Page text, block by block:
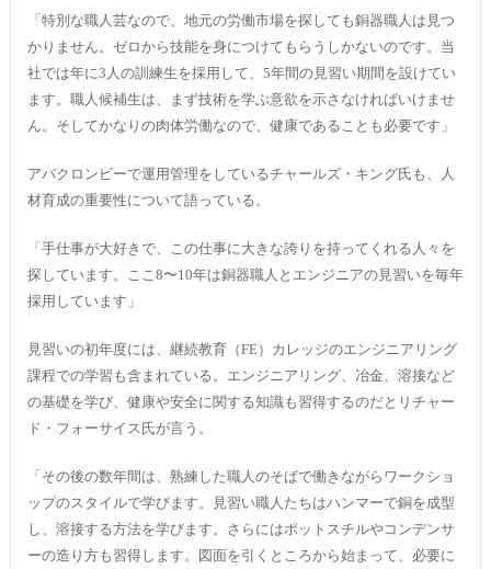
「特別な職人芸なので、地元の労働市場を探しても銅器職人は見つ
かりません。ゼロから技能を身につけてもらうしかないのです。当
社では年に3人の訓練生を採用して、5年間の見習い期間を設けてい
ます。職人候補生は、まず技術を学ぶ意欲を示さなければいけませ
ん。そしてかなりの肉体労働なので、健康であることも必要です」
アバクロンビーで運用管理をしているチャールズ・キング氏も、人
材育成の重要性について語っている。
「手仕事が大好きで、この仕事に大きな誇りを持ってくれる人々を
探しています。ここ8〜10年は銅器職人とエンジニアの見習いを毎年
採用しています」
見習いの初年度には、継続教育（FE）カレッジのエンジニアリング
課程での学習も含まれている。エンジニアリング、冶金、溶接など
の基礎を学び、健康や安全に関する知識も習得するのだとリチャー
ド・フォーサイス氏が言う。
「その後の数年間は、熟練した職人のそばで働きながらワークショ
ップのスタイルで学びます。見習い職人たちはハンマーで銅を成型
し、溶接する方法を学びます。さらにはポットスチルやコンデンサ
ーの造り方も習得します。図面を引くところから始まって、必要に